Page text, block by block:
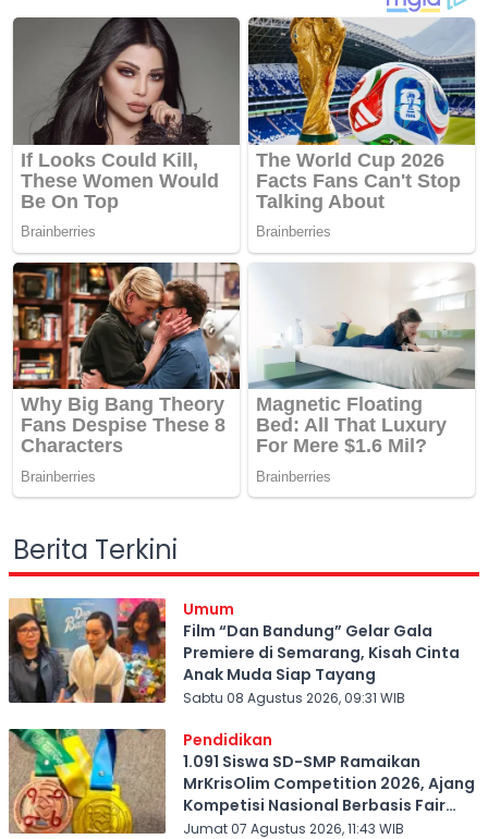
Berita Terkini
Umum
Film “Dan Bandung” Gelar Gala
Premiere di Semarang, Kisah Cinta
Anak Muda Siap Tayang
Sabtu 08 Agustus 2026, 09:31 WIB
Pendidikan
1.091 Siswa SD-SMP Ramaikan
MrKrisOlim Competition 2026, Ajang
Kompetisi Nasional Berbasis Fair
Play
Jumat 07 Agustus 2026, 11:43 WIB